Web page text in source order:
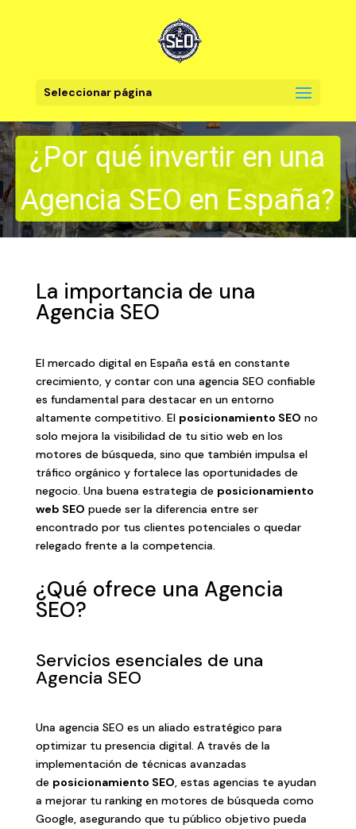
Seleccionar página
¿Por qué invertir en una
Agencia SEO en España?
La importancia de una
Agencia SEO
El mercado digital en España está en constante
crecimiento, y contar con una agencia SEO confiable
es fundamental para destacar en un entorno
altamente competitivo. El posicionamiento SEO no
solo mejora la visibilidad de tu sitio web en los
motores de búsqueda, sino que también impulsa el
tráfico orgánico y fortalece las oportunidades de
negocio. Una buena estrategia de posicionamiento
web SEO puede ser la diferencia entre ser
encontrado por tus clientes potenciales o quedar
relegado frente a la competencia.
¿Qué ofrece una Agencia
SEO?
Servicios esenciales de una
Agencia SEO
Una agencia SEO es un aliado estratégico para
optimizar tu presencia digital. A través de la
implementación de técnicas avanzadas
de posicionamiento SEO, estas agencias te ayudan
a mejorar tu ranking en motores de búsqueda como
Google, asegurando que tu público objetivo pueda